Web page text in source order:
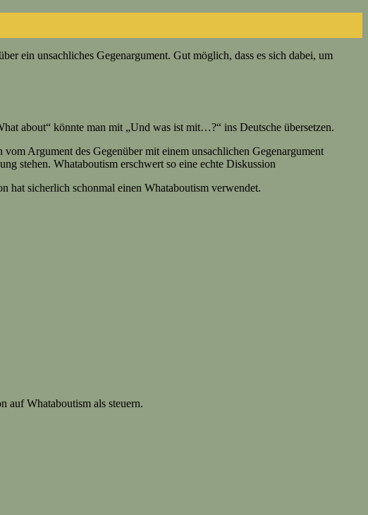
ein unsachliches Gegenargument. Gut möglich, dass es sich dabei, um
about“ könnte man mit „Und was ist mit…?“ ins Deutsche übersetzen.
Argument des Gegenüber mit einem unsachlichen Gegenargument
stehen. Whataboutism erschwert so eine echte Diskussion
hat sicherlich schonmal einen Whataboutism verwendet.
auf Whataboutism als steuern.